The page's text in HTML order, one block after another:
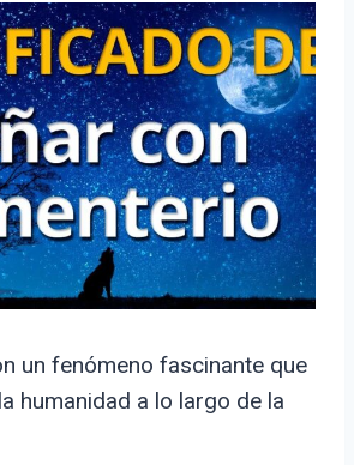
un fenómeno fascinante que
humanidad a lo largo de la